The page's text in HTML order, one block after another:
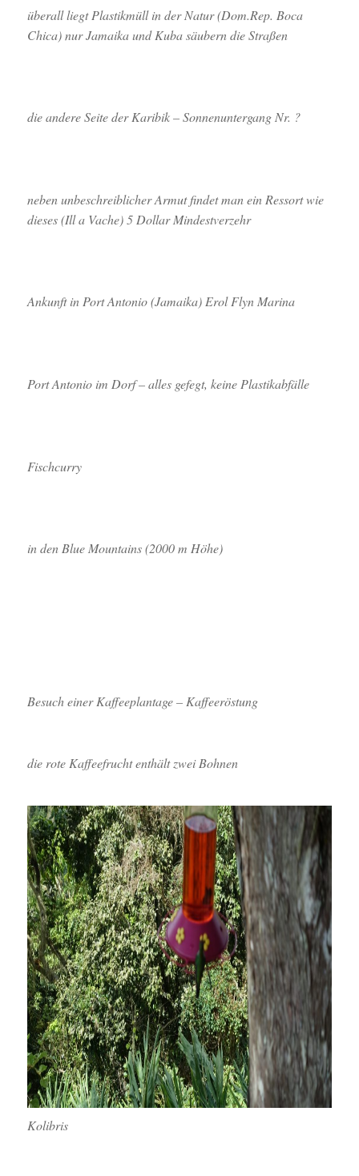
überall liegt Plastikmüll in der Natur (Dom.Rep. Boca
Chica) nur Jamaika und Kuba säubern die Straßen
die andere Seite der Karibik – Sonnenuntergang Nr. ?
neben unbeschreiblicher Armut findet man ein Ressort wie
dieses (Ill a Vache) 5 Dollar Mindestverzehr
Ankunft in Port Antonio (Jamaika) Erol Flyn Marina
Port Antonio im Dorf – alles gefegt, keine Plastikabfälle
Fischcurry
in den Blue Mountains (2000 m Höhe)
Besuch einer Kaffeeplantage – Kaffeeröstung
die rote Kaffeefrucht enthält zwei Bohnen
Kolibris